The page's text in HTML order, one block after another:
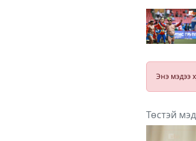
Энэ мэдээ
Төстэй